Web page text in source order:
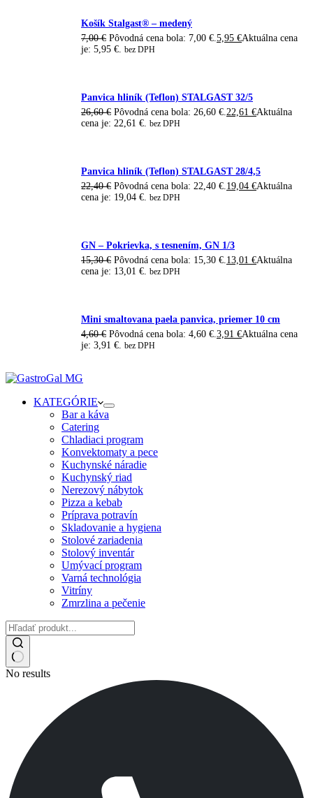
Košík Stalgast® – medený
7,00€ Pôvodná cena bola: 7,00 €. 5,95 €Aktuálna cena
je: 5,95 €.
bez DPH
Panvica hliník (Teflon) STALGAST 32/5
26,60€ Pôvodná cena bola: 26,60 €. 22,61 €Aktuálna
cena je: 22,61 €.
bez DPH
Panvica hliník (Teflon) STALGAST 28/4,5
22,40€ Pôvodná cena bola: 22,40 €. 19,04 €Aktuálna
cena je: 19,04 €.
bez DPH
GN – Pokrievka, s tesnením, GN 1/3
15,30€ Pôvodná cena bola: 15,30 €. 13,01 €Aktuálna
cena je: 13,01 €.
bez DPH
Mini smaltovana paela panvica, priemer 10 cm
4,60€ Pôvodná cena bola: 4,60 €. 3,91 €Aktuálna cena
je: 3,91 €.
bez DPH
KATEGÓRIE
Bar a káva
Catering
Chladiaci program
Konvektomaty a pece
Kuchynské náradie
Kuchynský riad
Nerezový nábytok
Pizza a kebab
Príprava potravín
Skladovanie a hygiena
Stolové zariadenia
Stolový inventár
Umývací program
Varná technológia
Vitríny
Zmrzlina a pečenie
No results